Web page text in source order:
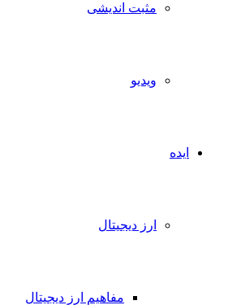
مثبت اندیشی
ویدیو
ایده
ارز دیجیتال
مفاهیم ارز دیجیتال